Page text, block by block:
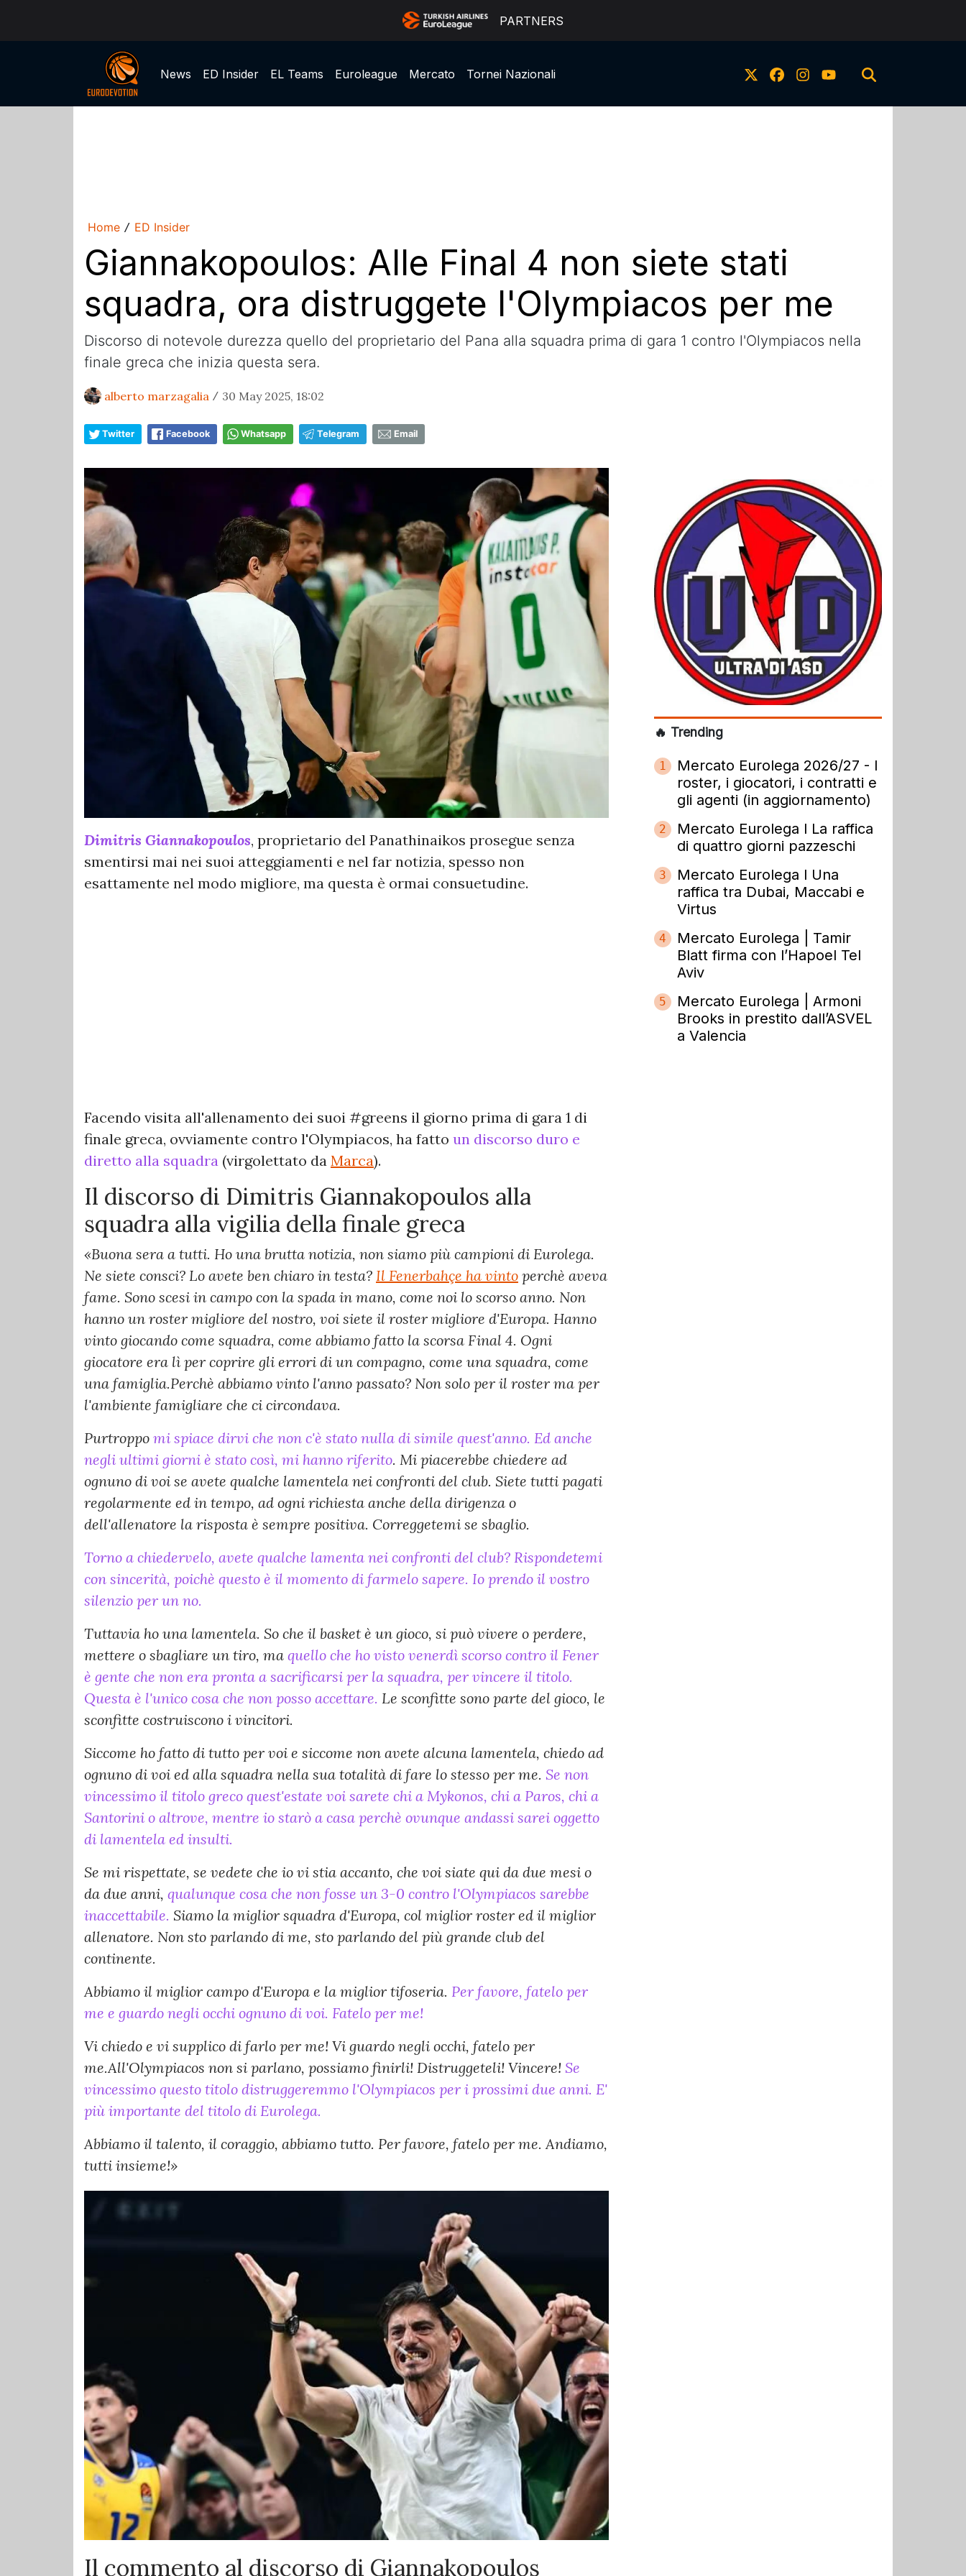
PARTNERS
News ED Insider EL Teams Euroleague Mercato Tornei Nazionali
Home / ED Insider
Giannakopoulos: Alle Final 4 non siete stati
squadra, ora distruggete l'Olympiacos per me
Discorso di notevole durezza quello del proprietario del Pana alla squadra prima di gara 1 contro l'Olympiacos nella
finale greca che inizia questa sera.
alberto marzagalia / 30 May 2025, 18:02
Twitter Facebook Whatsapp Telegram Email
Dimitris Giannakopoulos, proprietario del Panathinaikos prosegue senza
smentirsi mai nei suoi atteggiamenti e nel far notizia, spesso non
esattamente nel modo migliore, ma questa è ormai consuetudine.
Facendo visita all'allenamento dei suoi #greens il giorno prima di gara 1 di
finale greca, ovviamente contro l'Olympiacos, ha fatto un discorso duro e
diretto alla squadra (virgolettato da Marca).
Il discorso di Dimitris Giannakopoulos alla
squadra alla vigilia della finale greca
«Buona sera a tutti. Ho una brutta notizia, non siamo più campioni di Eurolega.
Ne siete consci? Lo avete ben chiaro in testa? Il Fenerbahçe ha vinto perchè aveva
fame. Sono scesi in campo con la spada in mano, come noi lo scorso anno. Non
hanno un roster migliore del nostro, voi siete il roster migliore d'Europa. Hanno
vinto giocando come squadra, come abbiamo fatto la scorsa Final 4. Ogni
giocatore era lì per coprire gli errori di un compagno, come una squadra, come
una famiglia.Perchè abbiamo vinto l'anno passato? Non solo per il roster ma per
l'ambiente famigliare che ci circondava.
Purtroppo mi spiace dirvi che non c'è stato nulla di simile quest'anno. Ed anche
negli ultimi giorni è stato così, mi hanno riferito. Mi piacerebbe chiedere ad
ognuno di voi se avete qualche lamentela nei confronti del club. Siete tutti pagati
regolarmente ed in tempo, ad ogni richiesta anche della dirigenza o
dell'allenatore la risposta è sempre positiva. Correggetemi se sbaglio.
Torno a chiedervelo, avete qualche lamenta nei confronti del club? Rispondetemi
con sincerità, poichè questo è il momento di farmelo sapere. Io prendo il vostro
silenzio per un no.
Tuttavia ho una lamentela. So che il basket è un gioco, si può vivere o perdere,
mettere o sbagliare un tiro, ma quello che ho visto venerdì scorso contro il Fener
è gente che non era pronta a sacrificarsi per la squadra, per vincere il titolo.
Questa è l'unico cosa che non posso accettare. Le sconfitte sono parte del gioco, le
sconfitte costruiscono i vincitori.
Siccome ho fatto di tutto per voi e siccome non avete alcuna lamentela, chiedo ad
ognuno di voi ed alla squadra nella sua totalità di fare lo stesso per me. Se non
vincessimo il titolo greco quest'estate voi sarete chi a Mykonos, chi a Paros, chi a
Santorini o altrove, mentre io starò a casa perchè ovunque andassi sarei oggetto
di lamentela ed insulti.
Se mi rispettate, se vedete che io vi stia accanto, che voi siate qui da due mesi o
da due anni, qualunque cosa che non fosse un 3-0 contro l'Olympiacos sarebbe
inaccettabile. Siamo la miglior squadra d'Europa, col miglior roster ed il miglior
allenatore. Non sto parlando di me, sto parlando del più grande club del
continente.
Abbiamo il miglior campo d'Europa e la miglior tifoseria. Per favore, fatelo per
me e guardo negli occhi ognuno di voi. Fatelo per me!
Vi chiedo e vi supplico di farlo per me! Vi guardo negli occhi, fatelo per
me.All'Olympiacos non si parlano, possiamo finirli! Distruggeteli! Vincere! Se
vincessimo questo titolo distruggeremmo l'Olympiacos per i prossimi due anni. E'
più importante del titolo di Eurolega.
Abbiamo il talento, il coraggio, abbiamo tutto. Per favore, fatelo per me. Andiamo,
tutti insieme!»
Il commento al discorso di Giannakopoulos
🔥 Trending
1
Mercato Eurolega 2026/27 - I
roster, i giocatori, i contratti e
gli agenti (in aggiornamento)
2
Mercato Eurolega l La raffica
di quattro giorni pazzeschi
3
Mercato Eurolega l Una
raffica tra Dubai, Maccabi e
Virtus
4
Mercato Eurolega | Tamir
Blatt firma con l’Hapoel Tel
Aviv
5
Mercato Eurolega | Armoni
Brooks in prestito dall’ASVEL
a Valencia